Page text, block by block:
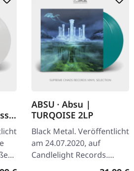
ABSU · Absu |
TURQOISE 2LP
Black Metal. Veröffentlicht
am 24.07.2020, auf
Candlelight Records.
Türkisblaues Doppel-